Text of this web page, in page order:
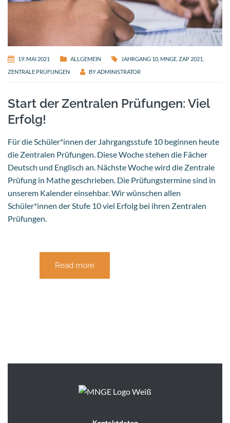
19. MAI 2021 ALLGEMEIN JAHRGANG 10 MNGE ZAP 2021
ZENTRALE PRÜFUNGEN
BYADMINISTRATOR
Start der Zentralen Prüfungen: Viel
Erfolg!
Für die Schüler*innen der Jahrgangsstufe 10 beginnen heute
die Zentralen Prüfungen. Diese Woche stehen die Fächer
Deutsch und Englisch an. Nächste Woche wird die Zentrale
Prüfung in Mathe geschrieben. Die Prüfungstermine sind in
unserem Kalender einsehbar. Wir wünschen allen
Schüler*innen der Stufe 10 viel Erfolg bei ihren Zentralen
Prüfungen.
Read more